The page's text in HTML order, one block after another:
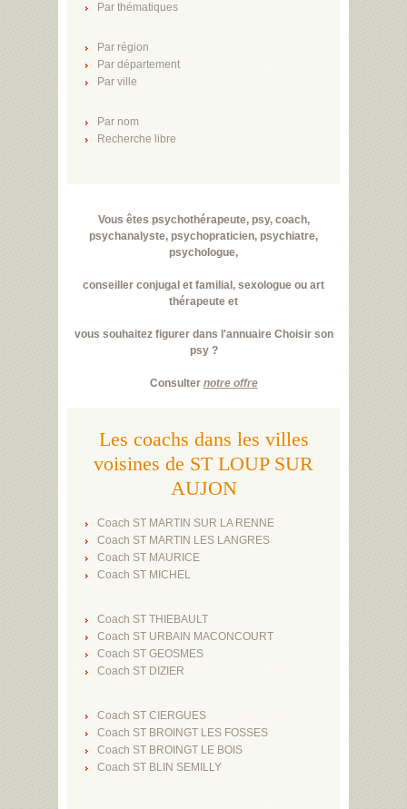
Par thématiques
Par région
Par département
Par ville
Par nom
Recherche libre
Vous êtes psychothérapeute, psy, coach,
psychanalyste, psychopraticien, psychiatre,
psychologue,
conseiller conjugal et familial, sexologue ou art
thérapeute et
vous souhaitez figurer dans l'annuaire Choisir son
psy ?
Consulter notre offre
Les coachs dans les villes
voisines de ST LOUP SUR
AUJON
Coach ST MARTIN SUR LA RENNE
Coach ST MARTIN LES LANGRES
Coach ST MAURICE
Coach ST MICHEL
Coach ST THIEBAULT
Coach ST URBAIN MACONCOURT
Coach ST GEOSMES
Coach ST DIZIER
Coach ST CIERGUES
Coach ST BROINGT LES FOSSES
Coach ST BROINGT LE BOIS
Coach ST BLIN SEMILLY